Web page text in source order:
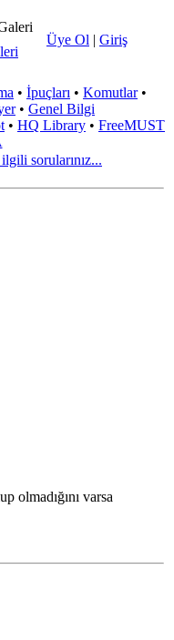
Üye Ol | Giriş
• İpuçları • Komutlar•
• Genel Bilgi
• HQ Library • FreeMUST
sorularınız...
olmadığını varsa